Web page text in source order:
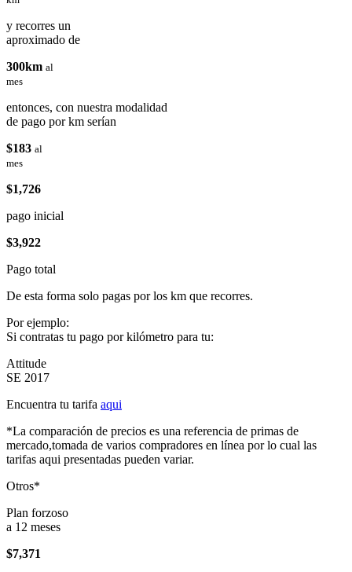
y recorres un
aproximado de
300km al
mes
entonces, con nuestra modalidad
de pago por km serían
$183 al
mes
$1,726
pago inicial
$3,922
Pago total
De esta forma solo pagas por los km que recorres.
Por ejemplo:
Si contratas tu pago por kilómetro para tu:
Attitude
SE 2017
Encuentra tu tarifa aqui
*La comparación de precios es una referencia de primas de
mercado,tomada de varios compradores en línea por lo cual las
tarifas aqui presentadas pueden variar.
Otros*
Plan forzoso
a 12 meses
$7,371